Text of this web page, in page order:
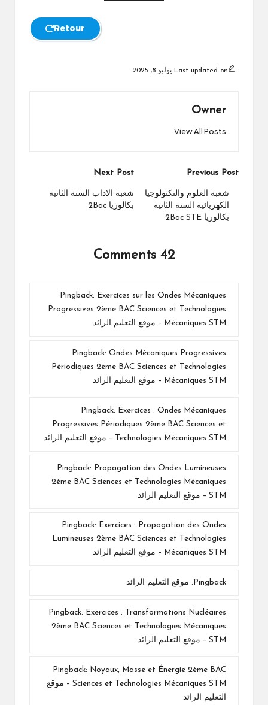
Retour
Last updated on يوليو 8, 2025
Owner
View All Posts
Post
navigation
Previous Post
شعبة العلوم والتكنولوجيا
الكهربائية السنة الثانية
بكالوريا 2Bac STE
Next Post
شعبة الاداب السنة الثانية
بكالوريا 2Bac
42 Comments
Pingback:
Exercices sur les Ondes Mécaniques
Progressives 2ème BAC Sciences et Technologies
Mécaniques STM – موقع التعليم الرائد
Pingback: Ondes Mécaniques Progressives
Périodiques 2ème BAC Sciences et Technologies
Mécaniques STM – موقع التعليم الرائد
Pingback:
Exercices : Ondes Mécaniques
Progressives Périodiques 2ème BAC Sciences et
Technologies Mécaniques STM – موقع التعليم الرائد
Pingback:
Propagation des Ondes Lumineuses
2ème BAC Sciences et Technologies Mécaniques
STM – موقع التعليم الرائد
Pingback:
Exercices : Propagation des Ondes
Lumineuses 2ème BAC Sciences et Technologies
Mécaniques STM – موقع التعليم الرائد
Pingback: موقع التعليم الرائد
Pingback:
Exercices : Transformations Nucléaires
2ème BAC Sciences et Technologies Mécaniques
STM – موقع التعليم الرائد
Pingback:
Noyaux, Masse et Énergie 2ème BAC
Sciences et Technologies Mécaniques STM – موقع
التعليم الرائد